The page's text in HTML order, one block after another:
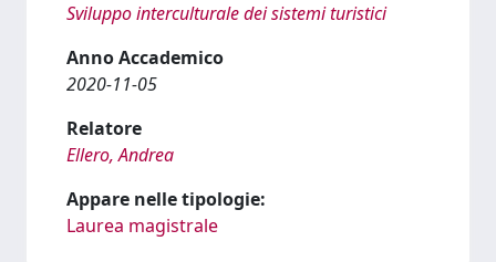
Sviluppo interculturale dei sistemi turistici
Anno Accademico
2020-11-05
Relatore
Ellero, Andrea
Appare nelle tipologie:
Laurea magistrale